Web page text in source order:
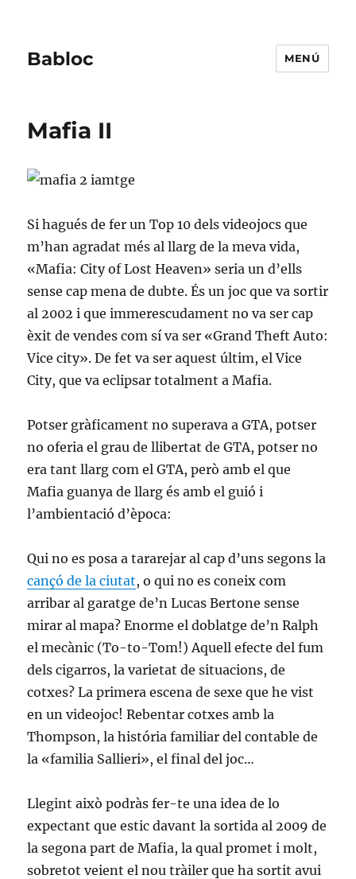
Babloc MENÚ
Mafia II
Si hagués de fer un Top 10 dels videojocs que
m’han agradat més al llarg de la meva vida,
«Mafia: City of Lost Heaven» seria un d’ells
sense cap mena de dubte. És un joc que va sortir
al 2002 i que immerescudament no va ser cap
èxit de vendes com sí va ser «Grand Theft Auto:
Vice city». De fet va ser aquest últim, el Vice
City, que va eclipsar totalment a Mafia.
Potser gràficament no superava a GTA, potser
no oferia el grau de llibertat de GTA, potser no
era tant llarg com el GTA, però amb el que
Mafia guanya de llarg és amb el guió i
l’ambientació d’època:
Qui no es posa a tararejar al cap d’uns segons la
cançó de la ciutat, o qui no es coneix com
arribar al garatge de’n Lucas Bertone sense
mirar al mapa? Enorme el doblatge de’n Ralph
el mecànic (To-to-Tom!) Aquell efecte del fum
dels cigarros, la varietat de situacions, de
cotxes? La primera escena de sexe que he vist
en un videojoc! Rebentar cotxes amb la
Thompson, la história familiar del contable de
la «familia Sallieri», el final del joc…
Llegint això podràs fer-te una idea de lo
expectant que estic davant la sortida al 2009 de
la segona part de Mafia, la qual promet i molt,
sobretot veient el nou tràiler que ha sortit avui